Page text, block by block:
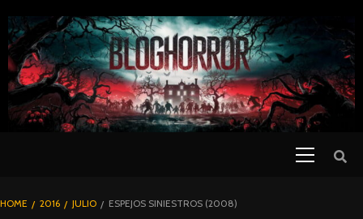
TO
CONTENT
BLOGHORROR
HOME 2016 JULIO ESPEJOS SINIESTROS (2008)